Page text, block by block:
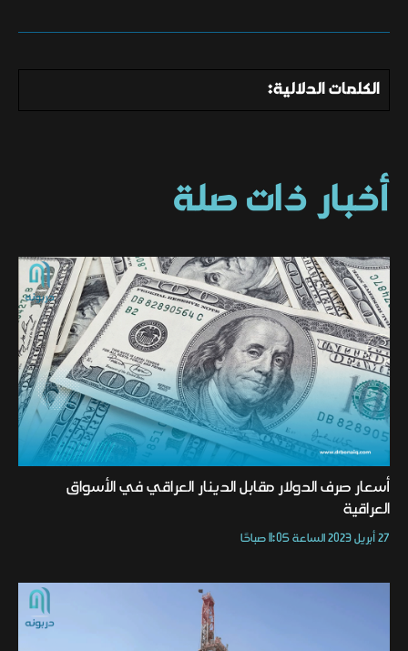
الكلمات الدلالية:
أخبار ذات صلة
أسعار صرف الدولار مقابل الدينار العراقي في الأسواق
العراقية
27 أبريل 2023 الساعة 11:05 صباحًا